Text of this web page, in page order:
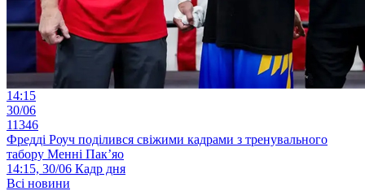
14:15
30/06
11346
Фредді Роуч поділився свіжими кадрами з тренувального
табору Менні Пак’яо
14:15, 30/06 Кадр дня
Всі новини